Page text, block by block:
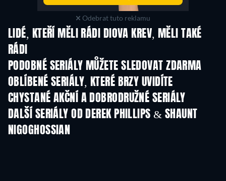
Odebrat tuto reklamu
LIDÉ, KTEŘÍ MĚLI RÁDI DIOVA KREV, MĚLI TAKÉ
RÁDI
PODOBNÉ SERIÁLY MŮŽETE SLEDOVAT ZDARMA
TV TV
OBLÍBENÉ SERIÁLY, KTERÉ BRZY UVIDÍTE
TV TV
CHYSTANÉ AKČNÍ A DOBRODRUŽNÉ SERIÁLY
Řada 2 Řada 1
DALŠÍ SERIÁLY OD DEREK PHILLIPS & SHAUNT
NIGOGHOSSIAN